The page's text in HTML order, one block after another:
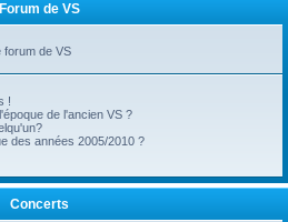
Forum de VS
forum de VS
!
de l'ancien VS ?
des années 2005/2010 ?
Concerts